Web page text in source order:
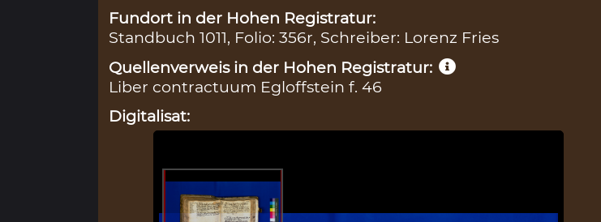
Fundort in der Hohen Registratur:
Standbuch 1011, Folio: 356r, Schreiber: Lorenz Fries
Quellenverweis in der Hohen Registratur:
Liber contractuum Egloffstein f. 46
Digitalisat: